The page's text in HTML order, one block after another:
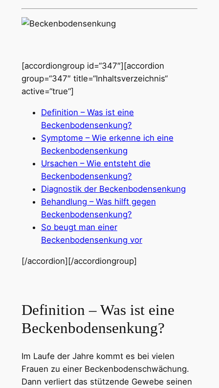
[accordiongroup id=“347″][accordion
group=“347″ title=“Inhaltsverzeichnis“
active=“true“]
Definition – Was ist eine
Beckenbodensenkung?
Symptome – Wie erkenne ich eine
Beckenbodensenkung
Ursachen – Wie entsteht die
Beckenbodensenkung?
Diagnostik der Beckenbodensenkung
Behandlung – Was hilft gegen
Beckenbodensenkung?
So beugt man einer
Beckenbodensenkung vor
[/accordion][/accordiongroup]
Definition – Was ist eine
Beckenbodensenkung?
Im Laufe der Jahre kommt es bei vielen
Frauen zu einer Beckenbodenschwächung.
Dann verliert das stützende Gewebe seinen